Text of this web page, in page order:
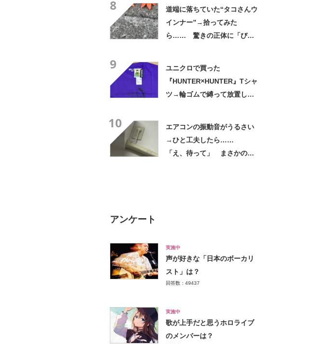
8
道端に落ちていた“タコさんウ
インナー”→拾ってみた
ら…… 驚きの正体に「びっ
9
ユニクロで買った
『HUNTER×HUNTER』Tシャ
ツ→輪ゴムで縛って放置した
10
エアコンの振動音がうるさい
→ひと工夫したら……
「え、待って」 まさかの光
アンケート
実施中
声が好きな「日本のボーカリ
スト」は？
回答数：49437
実施中
歌が上手だと思うホロライブ
のメンバーは？